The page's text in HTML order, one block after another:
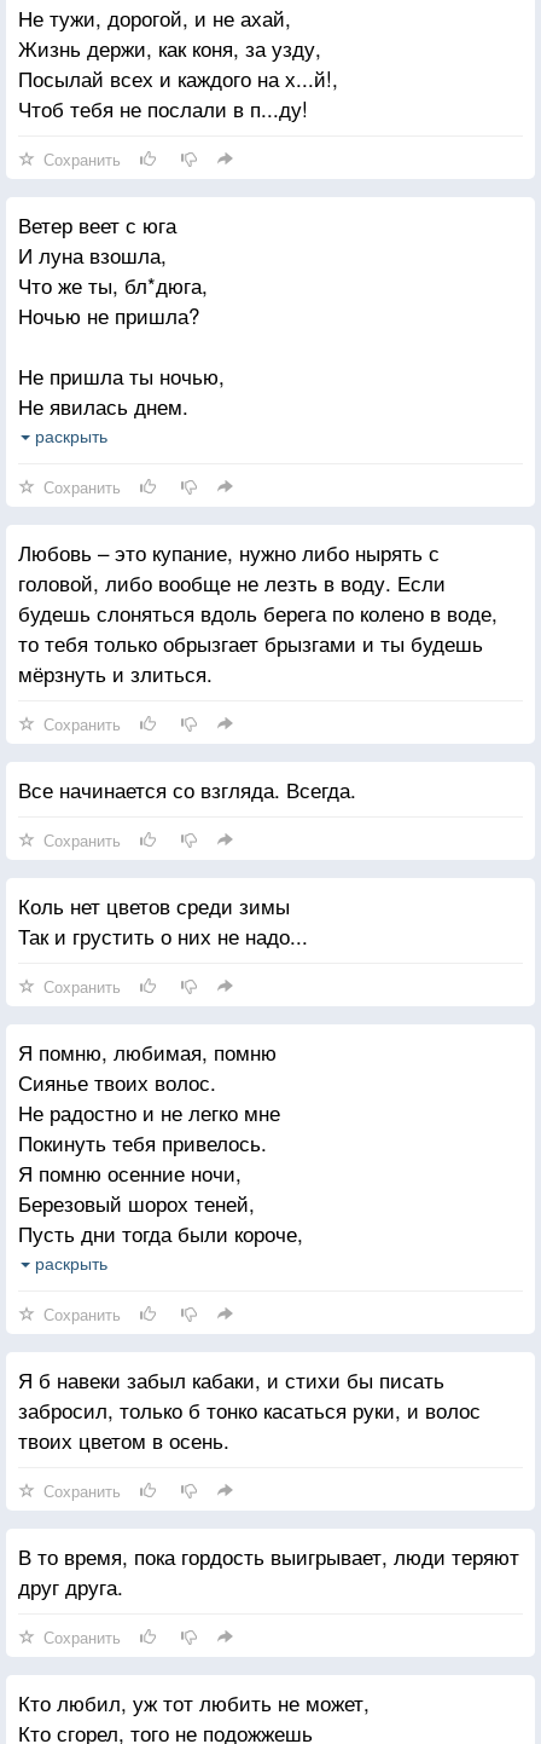
Я живу давно на все готовым,
Ко всему безжалостно привык.
Холодят мне душу эти выси,
Нет тепла от звездного огня.
Те, кого любил я, отреклись,
Кем я жил — забыли про меня.
Жизнь обманно и все ж, теснимый и гонимый,
Я, смотря с улыбкой на зарю,
На земле, мне близкой и любимой,
Эту жизнь за все благодарю.
Не тужи, дорогой, и не ахай,
Жизнь держи, как коня, за узду,
Посылай всех и каждого на х...й!,
Чтоб тебя не послали в п...ду!
Сохранить
Ветер веет с юга
И луна взошла,
Что же ты, бл*дюга,
Ночью не пришла?
Не пришла ты ночью,
Не явилась днем.
Думаешь, мы дрочим?
раскрыть
Сохранить
Любовь – это купание, нужно либо нырять с
головой, либо вообще не лезть в воду. Если
будешь слоняться вдоль берега по колено в воде,
то тебя только обрызгает брызгами и ты будешь
мёрзнуть и злиться.
Сохранить
Все начинается со взгляда. Всегда.
Сохранить
Коль нет цветов среди зимы
Так и грустить о них не надо...
Сохранить
Я помню, любимая, помню
Сиянье твоих волос.
Не радостно и не легко мне
Покинуть тебя привелось.
Я помню осенние ночи,
Березовый шорох теней,
Пусть дни тогда были короче,
Луна нам светила длинней.
«Пройдут голубые года,
И ты позабудешь, мой милый,
С другою меня навсегда».
Сегодня цветущая липа
Напомнила чувствам опять,
Цветы на кудрявую прядь.
И сердце, остыть не готовясь,
И грустно другую любя.
Как будто любимую повесть,
С другой вспоминает тебя.
раскрыть
Сохранить
Я б навеки забыл кабаки, и стихи бы писать
забросил, только б тонко касаться руки, и волос
твоих цветом в осень.
Сохранить
В то время, пока гордость выигрывает, люди теряют
друг друга.
Сохранить
Кто любил, уж тот любить не может,
Кто сгорел, того не подожжешь